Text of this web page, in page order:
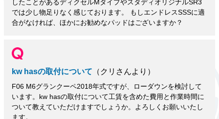
したことがあるディクセルMタイプやスタディオリジナルSR3
では少し物足りなく感じております。 もしエンドレスSSSに適
合がなければ、ほかにお勧めなパッドはございますか？
kw hasの取付について （クリさんより）
F06 M6グランクーペ2018年式ですが、ローダウンを検討して
います。kw hasの取付について工賃を含めた費用と作業時間に
ついて教えていただけますでしょうか。よろしくお願いいたし
ます。